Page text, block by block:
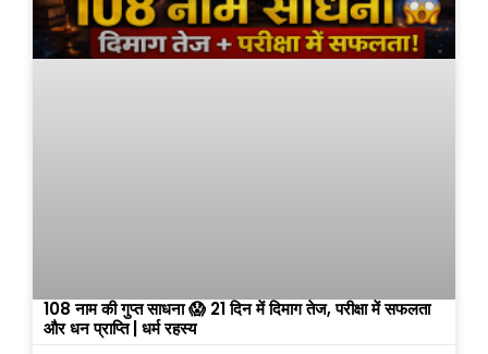
108 नाम की गुप्त साधना 😱 21 दिन में दिमाग तेज, परीक्षा में सफलता
और धन प्राप्ति | धर्म रहस्य